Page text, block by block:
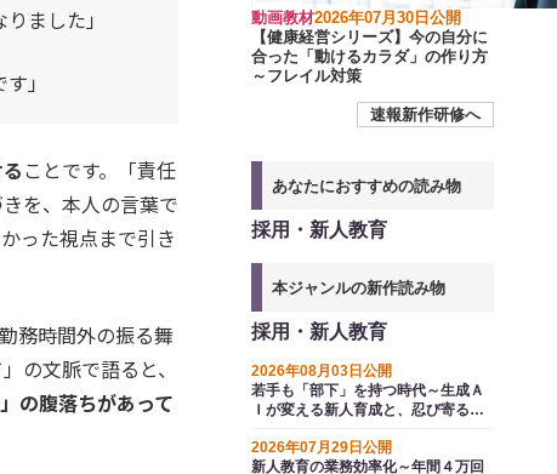
ました」
」
ことです。「責任
を、本人の言葉で
った視点まで引き
務時間外の振る舞
の文脈で語ると、
の腹落ちがあって
動画教材2026年07月30日公開
【健康経営シリーズ】今の自分に
合った「動けるカラダ」の作り方
～フレイル対策
速報新作研修へ
あなたにおすすめの読み物
採用・新人教育
本ジャンルの新作読み物
採用・新人教育
2026年08月03日公開
若手も「部下」を持つ時代～生成Ａ
Ｉが変える新人育成と、忍び寄る選
2026年07月29日公開
新人教育の業務効率化～年間４万回